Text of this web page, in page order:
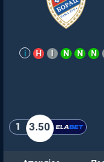
i Η Ι Ν Ν Ν
1 3.50